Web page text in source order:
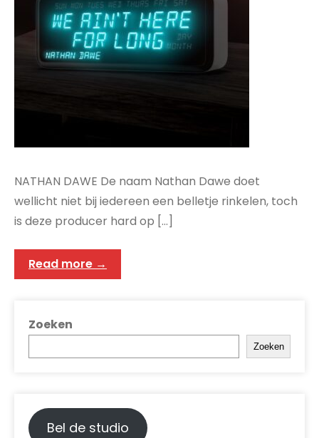
NATHAN DAWE De naam Nathan Dawe doet
wellicht niet bij iedereen een belletje rinkelen, toch
is deze producer hard op […]
Read more →
Zoeken
Zoeken
Bel de studio